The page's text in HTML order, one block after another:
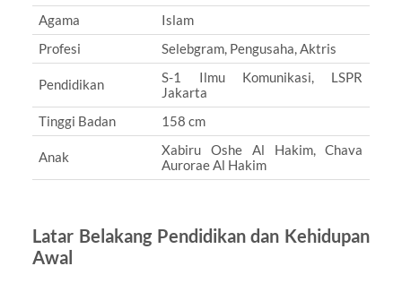
Agama
Islam
Profesi
Selebgram, Pengusaha, Aktris
Pendidikan
S-1 Ilmu Komunikasi, LSPR
Jakarta
Tinggi Badan
158 cm
Anak
Xabiru Oshe Al Hakim, Chava
Aurorae Al Hakim
Latar Belakang Pendidikan dan Kehidupan
Awal